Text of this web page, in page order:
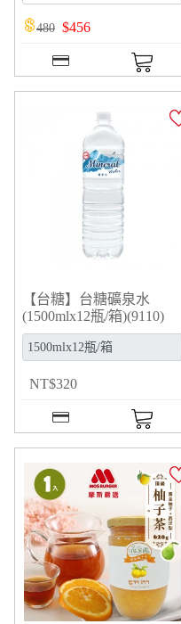
480 $456
【台糖】台糖礦泉水
(1500mlx12瓶/箱)(9110)
NT$320